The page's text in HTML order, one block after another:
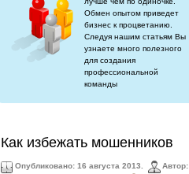
Обмен опытом приведет
бизнес к процветанию.
Следуя нашим статьям Вы
узнаете много полезного
для создания
профессиональной
команды
Как избежать мошенников
Опубликовано: 16 августа 2013. Автор: